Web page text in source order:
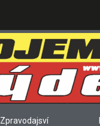
Zpravodajsví